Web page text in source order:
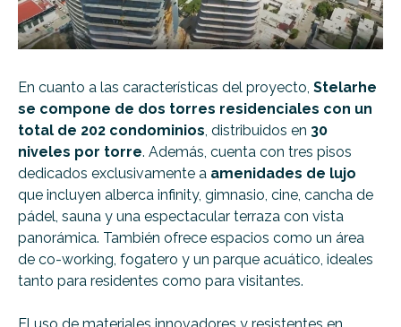
En cuanto a las características del proyecto, Stelarhe
se compone de dos torres residenciales con un
total de 202 condominios , distribuidos en 30
niveles por torre. Además, cuenta con tres pisos
dedicados exclusivamente a amenidades de lujo
que incluyen alberca infinity, gimnasio, cine, cancha de
pádel, sauna y una espectacular terraza con vista
panorámica. También ofrece espacios como un área
de co-working, fogatero y un parque acuático, ideales
tanto para residentes como para visitantes.
El uso de materiales innovadores y resistentes en